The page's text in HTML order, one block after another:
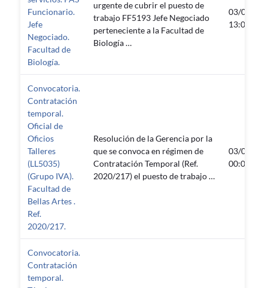
Funcionario.
Jefe
Negociado.
Facultad de
Biología.
urgente de cubrir el puesto de
trabajo FF5193 Jefe Negociado
perteneciente a la Facultad de
Biología …
03/03/
13:05:21
Convocatoria.
Contratación
temporal.
Oficial de
Oficios
Talleres
(LL5035)
(Grupo IVA).
Facultad de
Bellas Artes .
Ref.
2020/217.
Resolución de la Gerencia por la
que se convoca en régimen de
Contratación Temporal (Ref.
2020/217) el puesto de trabajo …
03/03/
00:00:10
Convocatoria.
Contratación
temporal.